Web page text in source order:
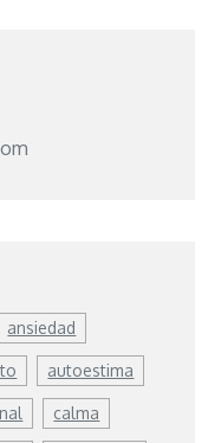
ansiedad
autoestima
calma